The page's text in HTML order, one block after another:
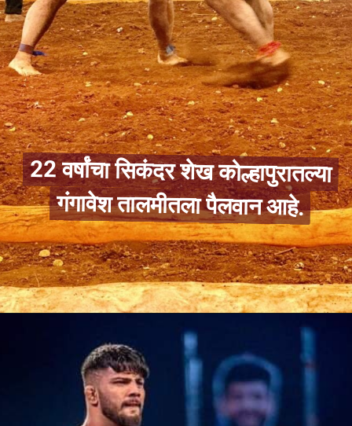
22 वर्षांचा सिकंदर शेख कोल्हापुरातल्या
गंगावेश तालमीतला पैलवान आहे.
22 वर्षांचा सिकंदर शेख कोल्हापुरातल्या
गंगावेश तालमीतला पैलवान आहे.